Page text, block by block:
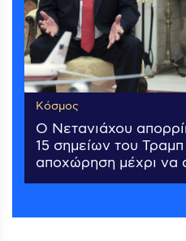
Κόσμος
Ο Νετανιάχου
15 σημείων του
αποχώρηση μέχρι να